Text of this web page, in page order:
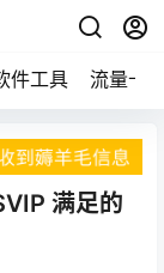
件工具 流量卡
满足的